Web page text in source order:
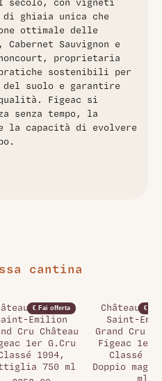
un’acidità ben bilanciata,
e armonioso. Questo vino
abbinamenti con carni
ed è perfetto per
con vigneti
ghiaia unica che
ottimale delle
Sauvignon e
proprietaria
sostenibili per
suolo e garantire
Figeac si
senza tempo, la
la capacità di evolvere
cantina
€ Fai offerta
Figeac,
Emilion
Cru Château
1er G.Cru
1994,
750 ml
€ Fai
Château
Saint-
Grand Cru
Figeac 1er
Classé
Doppio